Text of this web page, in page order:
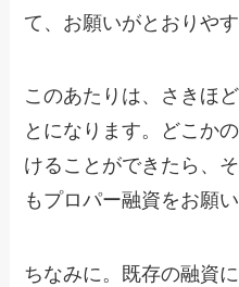
て、お願いがとおりや
このあたりは、さきほ
とになります。どこか
けることができたら、
もプロパー融資をお願
ちなみに。既存の融資